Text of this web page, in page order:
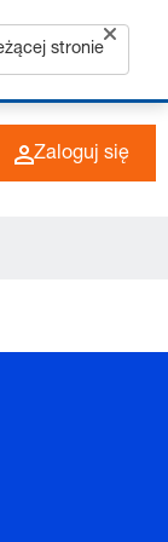
0 PL
Zaloguj się
stronie